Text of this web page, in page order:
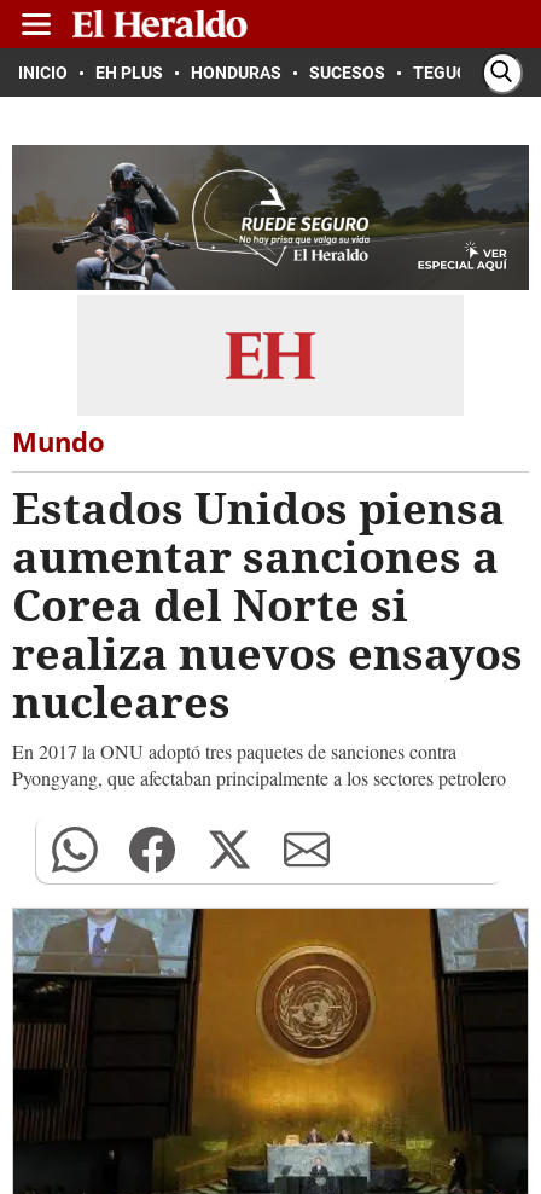
INICIO EH PLUS HONDURAS SUCESOS TEGUCIGALPA
Mundo
Estados Unidos piensa
aumentar sanciones a
Corea del Norte si
realiza nuevos ensayos
nucleares
En 2017 la ONU adoptó tres paquetes de sanciones contra
Pyongyang, que afectaban principalmente a los sectores petrolero